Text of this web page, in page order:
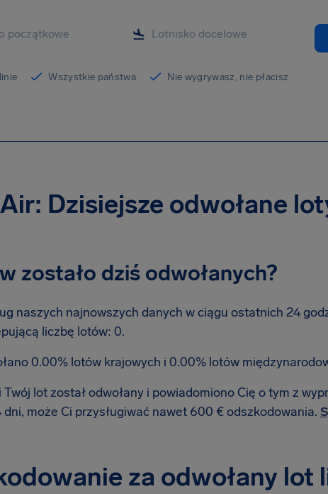
Wszystkie państwa Nie wygrywasz, nie płacisz
Dzisiejsze odwołane
zostało dziś odwołanych?
naszych najnowszych danych w ciągu ostatnich 24
liczbę lotów: 0.
0.00% lotów krajowych i 0.00% lotów
Twój lot został odwołany i powiadomiono Cię o tym z
dni, może Ci przysługiwać nawet 600 € odszkodowania.
za odwołany lot